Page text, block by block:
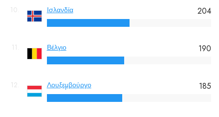
10. Ισλανδία 204
11. Βέλγιο 190
12. Λουξεμβούργο 185